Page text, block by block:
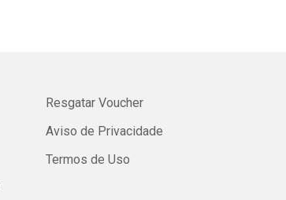
Resgatar Voucher
Aviso de Privacidade
Termos de Uso